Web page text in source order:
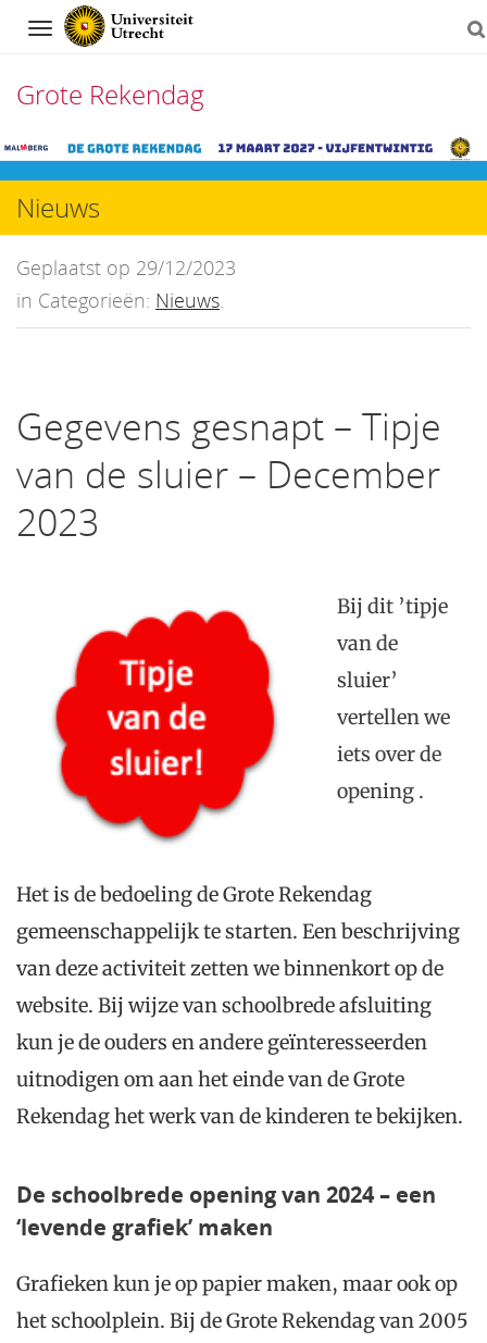
Navigation
Grote Rekendag
Direct
naar
het
inhoud
Nieuws
Geplaatst op 29/12/2023
in Categorieën: Nieuws
Gegevens gesnapt – Tipje
van de sluier – December
2023
Bij dit ’tipje
van de
sluier’
vertellen we
iets over de
opening .
Het is de bedoeling de Grote Rekendag
gemeenschappelijk te starten. Een beschrijving
van deze activiteit zetten we binnenkort op de
website. Bij wijze van schoolbrede afsluiting
kun je de ouders en andere geïnteresseerden
uitnodigen om aan het einde van de Grote
Rekendag het werk van de kinderen te bekijken.
De schoolbrede opening van 2024 – een
‘levende grafiek’ maken
Grafieken kun je op papier maken, maar ook op
het schoolplein. Bij de Grote Rekendag van 2005